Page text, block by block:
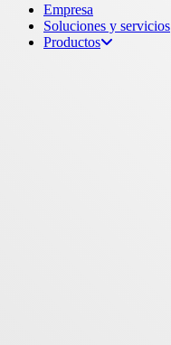
Menu
Empresa
Soluciones y servicios
Productos